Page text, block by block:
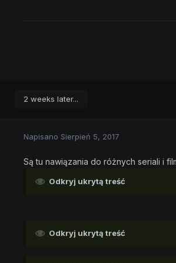
2 weeks later...
Napisano Sierpień 5, 2017
Są tu nawiązania do różnych seriali i
Odkryj ukrytą treść
Odkryj ukrytą treść